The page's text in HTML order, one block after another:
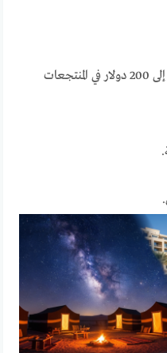
الإقامة: من 20 دولار في المخيمات إلى 200 دولار في المنتجعات